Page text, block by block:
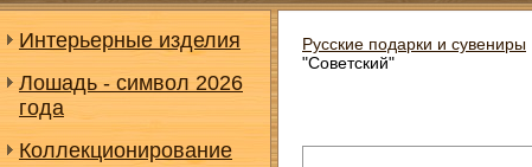
Интерьерные изделия
Лошадь - символ 2026
года
Коллекционирование
Русские подарки и сувениры
"Советский"